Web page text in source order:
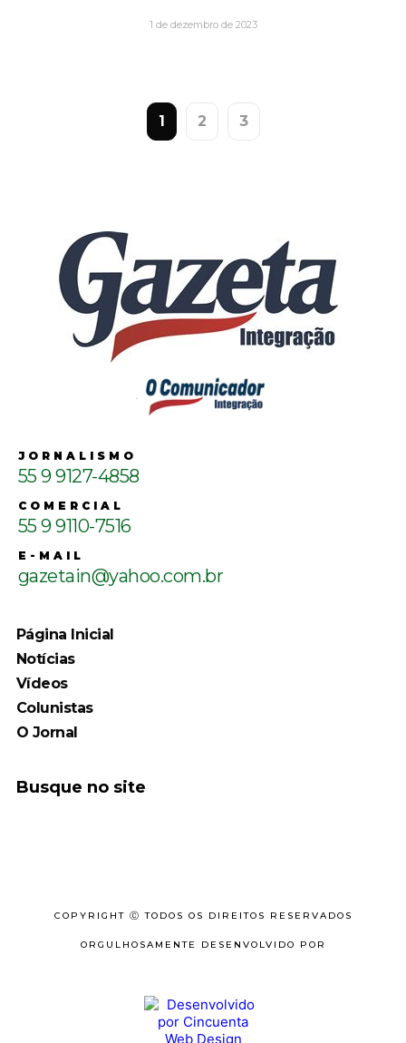
1 de dezembro de 2023
1 2 3
JORNALISMO
55 9 9127-4858
COMERCIAL
55 9 9110-7516
E-MAIL
gazetain@yahoo.com.br
Página Inicial
Notícias
Vídeos
Colunistas
O Jornal
Busque no site
COPYRIGHT Ⓒ TODOS OS DIREITOS RESERVADOS
ORGULHOSAMENTE DESENVOLVIDO POR